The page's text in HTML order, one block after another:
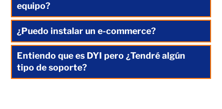
equipo?
¿Puedo instalar un e-commerce?
Entiendo que es DYI pero ¿Tendré algún
tipo de soporte?